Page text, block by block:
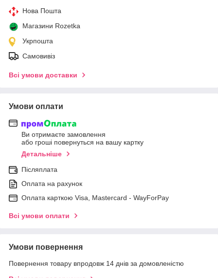
Нова Пошта
Магазини Rozetka
Укрпошта
Самовивіз
Всі умови доставки
Умови оплати
Ви отримаєте замовлення
або гроші повернуться на вашу картку
Детальніше
Післяплата
Оплата на рахунок
Оплата карткою Visa, Mastercard - WayForPay
Всі умови оплати
Умови повернення
Повернення товару впродовж 14 днів за домовленістю